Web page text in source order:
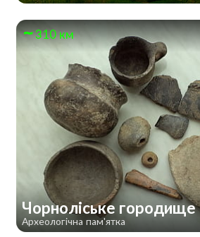
310 км
Чорноліське городище
Археологічна пам'ятка